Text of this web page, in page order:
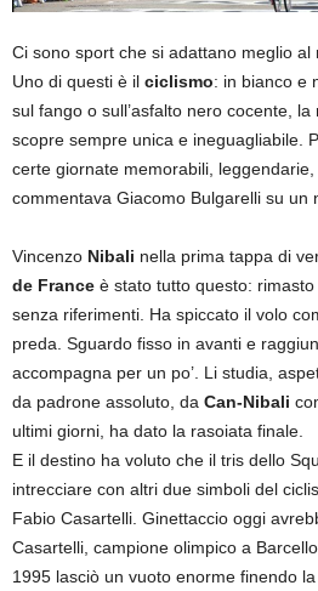
Ci sono sport che si adattano meglio
Uno di questi è il ciclismo: in bianco e
sul fango o sull’asfalto nero cocente, la
scopre sempre unica e ineguagliabile.
certe giornate memorabili, leggendarie,
commentava Giacomo Bulgarelli su un
Vincenzo Nibali nella prima tappa di
de France è stato tutto questo:
senza riferimenti. Ha spiccato il volo
preda. Sguardo fisso in avanti e
accompagna per un po’. Li studia,
da padrone assoluto, da Can-Nibali
ultimi giorni, ha dato la rasoiata finale.
E il destino ha voluto che il tris dello
intrecciare con altri due simboli del
Fabio Casartelli. Ginettaccio oggi
Casartelli, campione olimpico a
1995 lasciò un vuoto enorme finendo